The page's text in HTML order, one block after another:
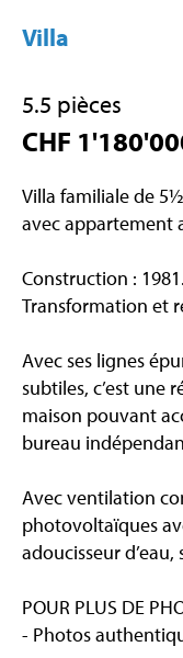
Villa
5.5 pièces
CHF
Villa familiale de
avec appartement
Construction : 1981.
Transformation et
Avec ses lignes
subtiles, c’est une
maison pouvant
bureau
Avec ventilation
photovoltaïques
adoucisseur
POUR PLUS DE
- Photos